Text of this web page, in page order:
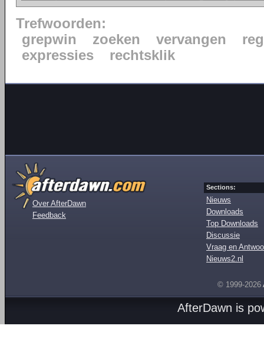
Trefwoorden:
grepwin
zoeken vervangen
expressies
rechtsklik
Over AfterDawn
Feedback
Sections:
Nieuws
Downloads
Top Downloads
Discussie
Vraag en
Nieuws2.nl
© 1999-2026
AfterDawn is